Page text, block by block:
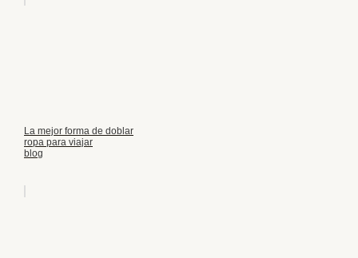
La mejor forma de doblar
ropa para viajar
blog